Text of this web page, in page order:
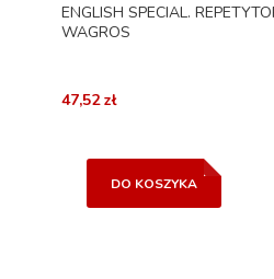
ENGLISH SPECIAL.
WAGROS
47,52 zł
DO KOSZYKA